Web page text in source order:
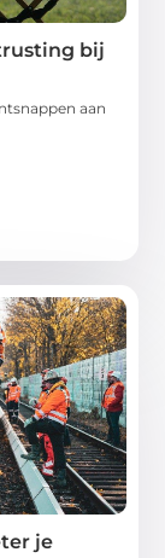
bij
aan
je